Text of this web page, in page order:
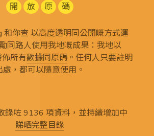
開
放 原 碼
和你查 以高度透明同公開嘅方式運
同路人使用我地嘅成果：我地以
所有數據同原碼。任何人只要註明
處，都可以隨意使用。
錄咗 9136 項資料，並持續增加中
睇晒完整目錄